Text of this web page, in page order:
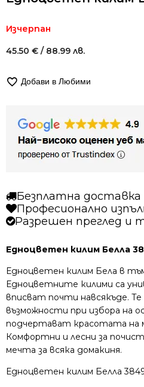
Изчерпан
45.50 € / 88.99 лв.
Добави в Любими
Безплатна доставка
Професионално
Разрешен преглед и
Едноцветен килим Белла
Едноцветен килим Бела в
Едноцветните килими са
вписват почти навсякъде.
възможности при избора на
подчертават красотата на
Комфортни и лесни за
мечта за всяка домакиня.
Едноцветен килим Белла